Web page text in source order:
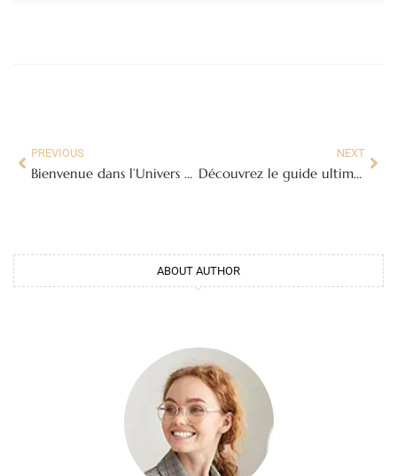
PREVIOUS
Bienvenue dans l’Univers Raffiné de Marcus Spurway : Votre Destination Parfumée en Ligne (marcus-spurway.fr)
NEXT
Découvrez le guide ultime pour vos vacances en camping avec iris-vacances.fr
ABOUT AUTHOR